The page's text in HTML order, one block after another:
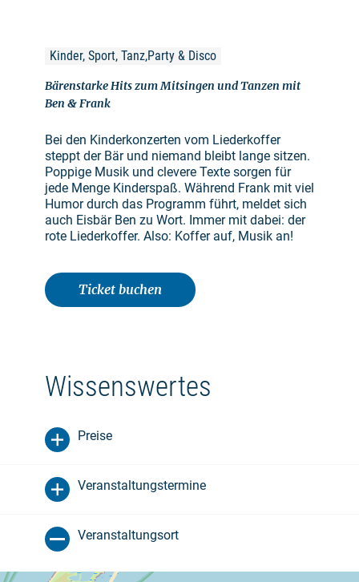
Kinder, Sport, Tanz,Party & Disco
Bärenstarke Hits zum Mitsingen und Tanzen mit
Ben & Frank
Bei den Kinderkonzerten vom Liederkoffer
steppt der Bär und niemand bleibt lange sitzen.
Poppige Musik und clevere Texte sorgen für
jede Menge Kinderspaß. Während Frank mit viel
Humor durch das Programm führt, meldet sich
auch Eisbär Ben zu Wort. Immer mit dabei: der
rote Liederkoffer. Also: Koffer auf, Musik an!
Ticket buchen
Wissenswertes
Preise
Veranstaltungstermine
Veranstaltungsort